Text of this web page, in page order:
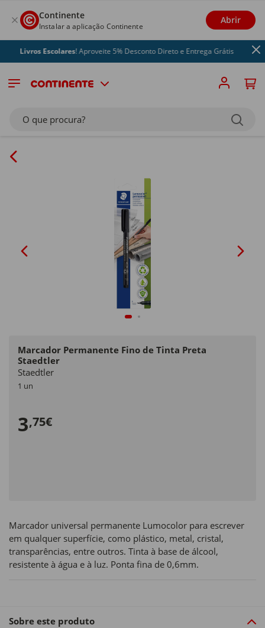
Continente
Instalar a aplicação Continente
Abrir
Livros Escolares! Aproveite 5% Desconto Direto e Entrega Grátis
O que procura?
Marcador Permanente Fino de Tinta Preta
Staedtler
Staedtler
1 un
3,75€
Marcador universal permanente Lumocolor para escrever
em qualquer superfície, como plástico, metal, cristal,
transparências, entre outros. Tinta à base de álcool,
resistente à água e à luz. Ponta fina de 0,6mm.
Sobre este produto